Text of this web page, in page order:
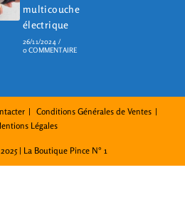
multicouche
électrique
26/11/2024 /
0 COMMENTAIRE
Conditions Générales de Ventes
Légales
| La Boutique Pince N° 1